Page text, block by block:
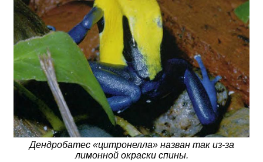
Дендробатес «цитронелла» назван так из-за
лимонной окраски спины.